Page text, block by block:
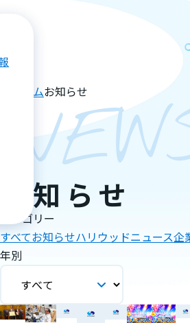
ホームお知らせ
お知らせ
カテゴリー
すべてお知らせハリウッドニュース企
年別